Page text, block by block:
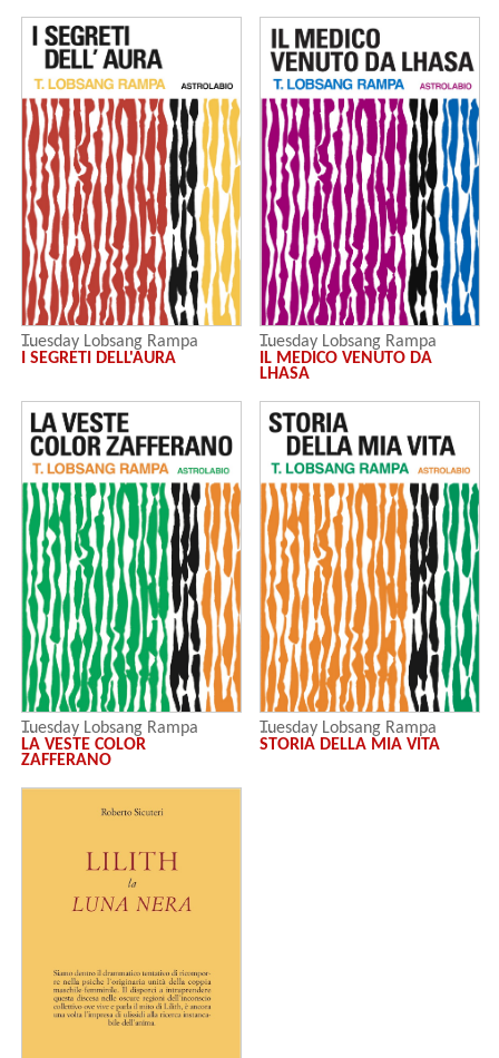
Tuesday Lobsang Rampa
I SEGRETI DELL'AURA
Tuesday Lobsang Rampa
IL MEDICO VENUTO DA
LHASA
Tuesday Lobsang Rampa
LA VESTE COLOR
ZAFFERANO
Tuesday Lobsang Rampa
STORIA DELLA MIA VITA